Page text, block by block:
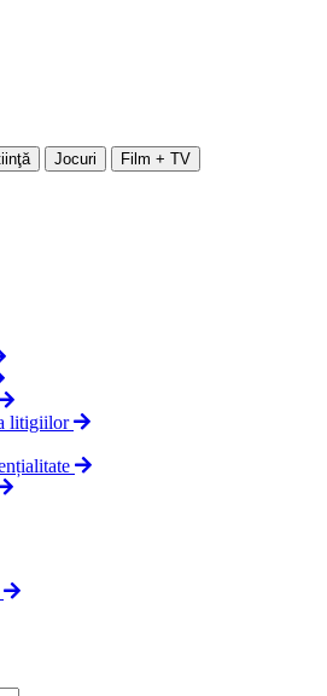
Jocuri Film + TV
litigiilor